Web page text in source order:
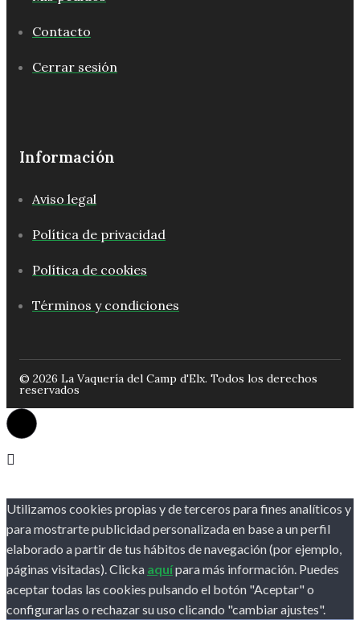
Contacto
Cerrar sesión
Información
Aviso legal
Política de privacidad
Política de cookies
Términos y condiciones
© 2026 La Vaquería del Camp d'Elx. Todos los derechos
reservados
Utilizamos cookies propias y de terceros para fines analíticos y
para mostrarte publicidad personalizada en base a un perfil
elaborado a partir de tus hábitos de navegación (por ejemplo,
páginas visitadas). Clicka aquípara más información. Puedes
aceptar todas las cookies pulsando el botón "Aceptar" o
configurarlas o rechazar su uso clicando "cambiar ajustes".